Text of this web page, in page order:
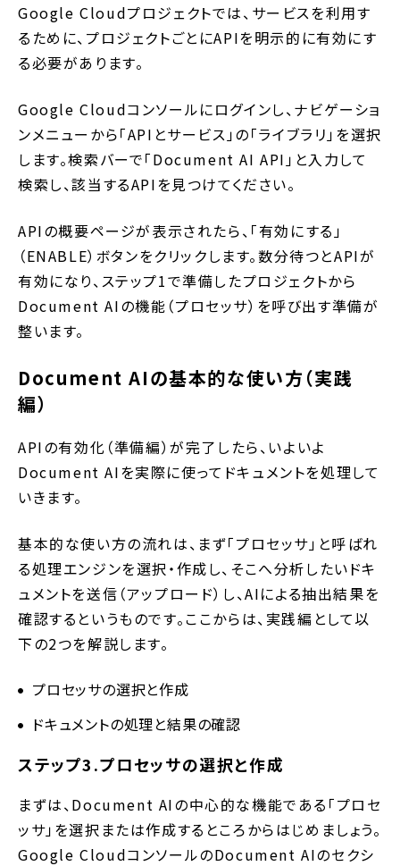
Google Cloudプロジェクトでは、サービスを利用す
るために、プロジェクトごとにAPIを明示的に有効にす
る必要があります。
Google Cloudコンソールにログインし、ナビゲーショ
ンメニューから「APIとサービス」の「ライブラリ」を選択
します。検索バーで「Document AI API」と入力して
検索し、該当するAPIを見つけてください。
APIの概要ページが表示されたら、「有効にする」
（ENABLE）ボタンをクリックします。数分待つとAPIが
有効になり、ステップ1で準備したプロジェクトから
Document AIの機能（プロセッサ）を呼び出す準備が
整います。
Document AIの基本的な使い方（実践
編）
APIの有効化（準備編）が完了したら、いよいよ
Document AIを実際に使ってドキュメントを処理して
いきます。
基本的な使い方の流れは、まず「プロセッサ」と呼ばれ
る処理エンジンを選択・作成し、そこへ分析したいドキ
ュメントを送信（アップロード）し、AIによる抽出結果を
確認するというものです。ここからは、実践編として以
下の2つを解説します。
プロセッサの選択と作成
ドキュメントの処理と結果の確認
ステップ3.プロセッサの選択と作成
まずは、Document AIの中心的な機能である「プロセ
ッサ」を選択または作成するところからはじめましょう。
Google CloudコンソールのDocument AIのセクシ